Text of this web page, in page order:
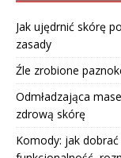
Jak ujędrnić skórę
zasady
Źle zrobione
Odmładzająca
zdrową skórę
Komody: jak